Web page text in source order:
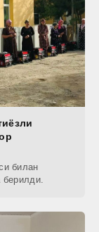
билан
берилди.